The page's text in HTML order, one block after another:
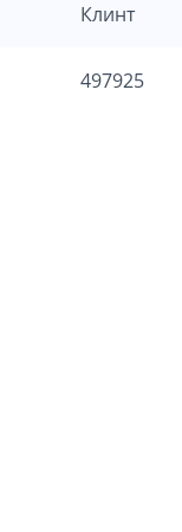
Клинт
497925